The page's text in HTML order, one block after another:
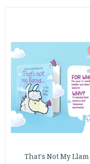
That's Not My Llam